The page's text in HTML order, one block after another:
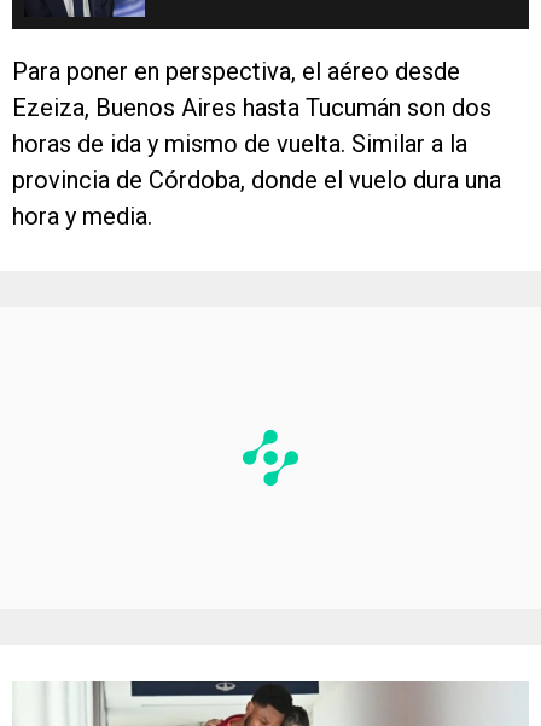
Para poner en perspectiva, el aéreo desde
Ezeiza, Buenos Aires hasta Tucumán son dos
horas de ida y mismo de vuelta. Similar a la
provincia de Córdoba, donde el vuelo dura una
hora y media.